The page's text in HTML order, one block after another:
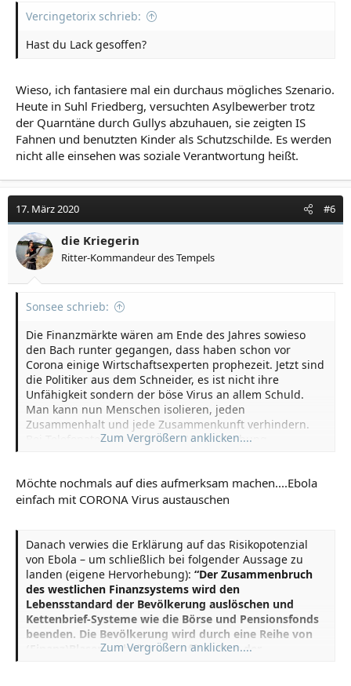
Vercingetorix schrieb:
Hast du Lack gesoffen?
Wieso, ich fantasiere mal ein durchaus mögliches Szenario.
Heute in Suhl Friedberg, versuchten Asylbewerber trotz
der Quarntäne durch Gullys abzuhauen, sie zeigten IS
Fahnen und benutzten Kinder als Schutzschilde. Es werden
nicht alle einsehen was soziale Verantwortung heißt.
17. März 2020 #6
die Kriegerin
Ritter-Kommandeur des Tempels
Sonsee schrieb:
Die Finanzmärkte wären am Ende des Jahres sowieso
den Bach runter gegangen, dass haben schon vor
Corona einige Wirtschaftsexperten prophezeit. Jetzt sind
die Politiker aus dem Schneider, es ist nicht ihre
Unfähigkeit sondern der böse Virus an allem Schuld.
Man kann nun Menschen isolieren, jeden
Zusammenhalt und jede Zusammenkunft verhindern.
Bei Telefonaten ist sofort eine Unterbrechung
nicht mehr arbeiten, sondern werden sich wie Tiere
gebärden. Die Elite wird sich in ihre Bunker verkriechen
und das Ganze aussitzen, die haben für ein paar Jahre
vorgesorgt.
Die Finanzmärkte wären am Ende des Jahres sowieso
den Bach runter gegangen, dass haben schon vor
Zum Vergrößern anklicken....
Möchte nochmals auf dies aufmerksam machen....Ebola
einfach mit CORONA Virus austauschen
Danach verwies die Erklärung auf das Risikopotenzial
von Ebola – um schließlich bei folgender Aussage zu
landen (eigene Hervorhebung): “Der Zusammenbruch
des westlichen Finanzsystems wird den
Lebensstandard der Bevölkerung auslöschen und
Kettenbrief-Systeme wie die Börse und Pensionsfonds
beenden. Die Bevölkerung wird durch eine Reihe von
(Finanz)Blasen so heftig getroffen, dass der
Zum Vergrößern anklicken....